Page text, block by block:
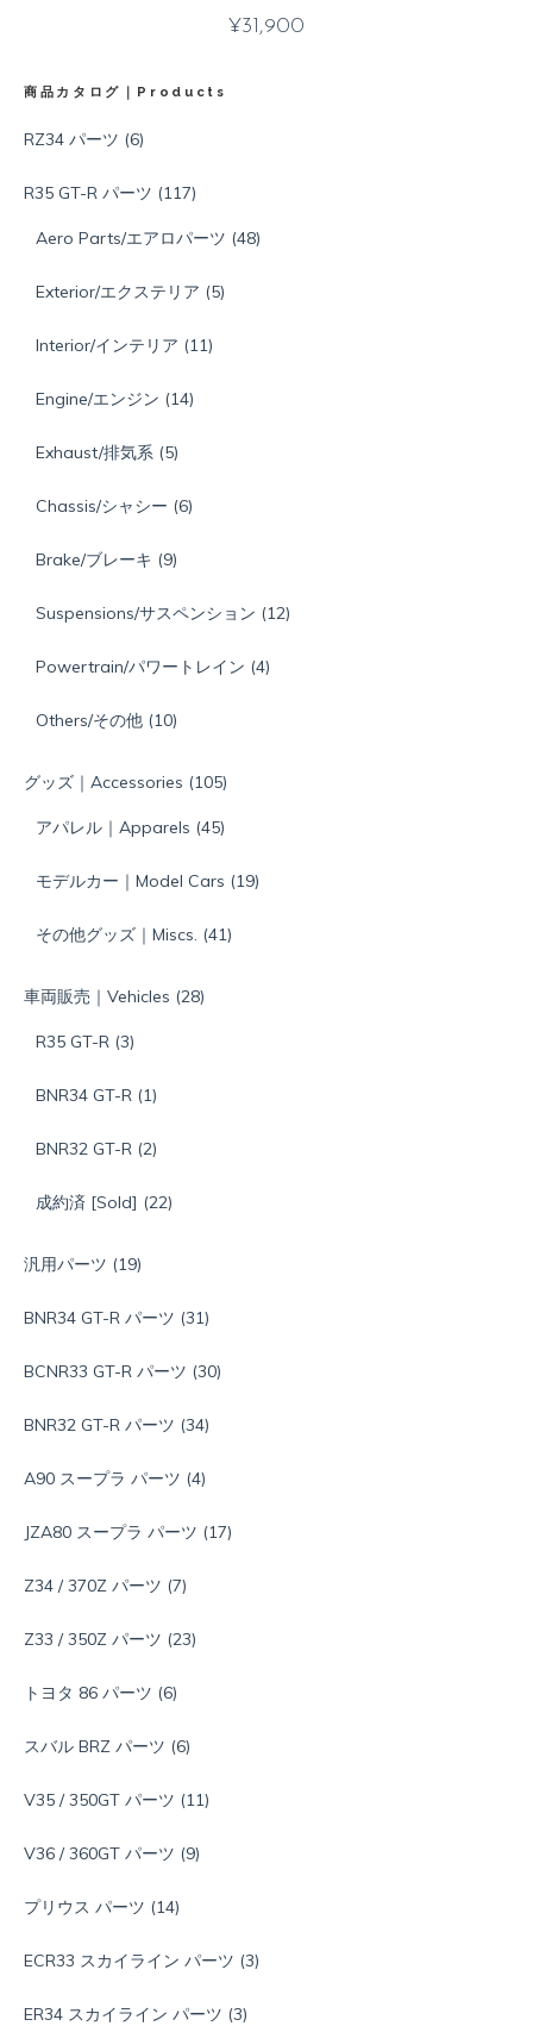
¥31,900
商品カタログ｜Products
RZ34 パーツ (6)
R35 GT-R パーツ (117)
Aero Parts/エアロパーツ (48)
Exterior/エクステリア (5)
Interior/インテリア (11)
Engine/エンジン (14)
Exhaust/排気系 (5)
Chassis/シャシー (6)
Brake/ブレーキ (9)
Suspensions/サスペンション (12)
Powertrain/パワートレイン (4)
Others/その他 (10)
グッズ｜Accessories (105)
アパレル｜Apparels (45)
モデルカー｜Model Cars (19)
その他グッズ｜Miscs. (41)
車両販売｜Vehicles (28)
R35 GT-R (3)
BNR34 GT-R (1)
BNR32 GT-R (2)
成約済 [Sold] (22)
汎用パーツ (19)
BNR34 GT-R パーツ (31)
BCNR33 GT-R パーツ (30)
BNR32 GT-R パーツ (34)
A90 スープラ パーツ (4)
JZA80 スープラ パーツ (17)
Z34 / 370Z パーツ (7)
Z33 / 350Z パーツ (23)
トヨタ 86 パーツ (6)
スバル BRZ パーツ (6)
V35 / 350GT パーツ (11)
V36 / 360GT パーツ (9)
プリウス パーツ (14)
ECR33 スカイライン パーツ (3)
ER34 スカイライン パーツ (3)